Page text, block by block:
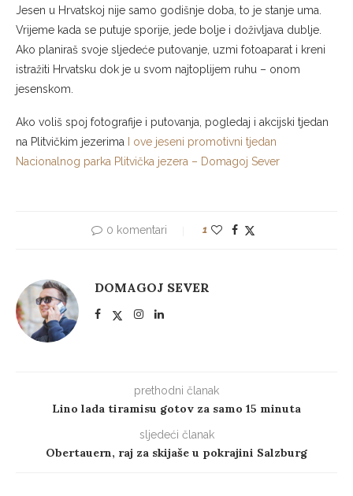
Jesen u Hrvatskoj nije samo godišnje doba, to je stanje uma.
Vrijeme kada se putuje sporije, jede bolje i doživljava dublje.
Ako planiraš svoje sljedeće putovanje, uzmi fotoaparat i kreni
istražiti Hrvatsku dok je u svom najtoplijem ruhu – onom
jesenskom.
Ako voliš spoj fotografije i putovanja, pogledaj i akcijski tjedan
na Plitvičkim jezerima
I ove jeseni promotivni tjedan
Nacionalnog parka Plitvička jezera – Domagoj Sever
0 komentari 1
DOMAGOJ SEVER
prethodni članak
Lino lada tiramisu gotov za samo 15 minuta
sljedeći članak
Obertauern, raj za skijaše u pokrajini Salzburg